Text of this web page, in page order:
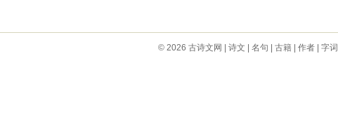
© 2026 古诗文网 诗文 名句 古籍| 作者| 字词